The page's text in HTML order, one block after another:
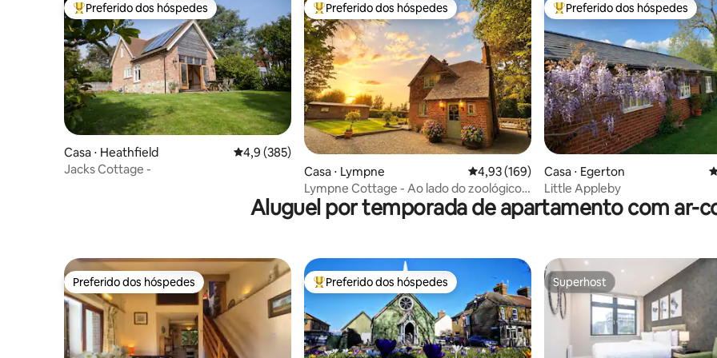
Entre os melhores preferidos dos hóspedes
Preferido dos hóspedes
Casa ⋅ Heathfield 4,9 de uma avaliação média de 5, 385 avaliações
4,9 (385)
Jacks Cottage -
Entre os melhores preferidos dos hóspedes
Preferido dos hóspedes
Casa ⋅ Lympne 4,93 de uma avaliação média de 5, 169
4,93 (169)
Lympne Cottage - Ao lado do zoológico e
castelo de Port Lympne
Entre os melhores preferidos
Preferido dos hóspedes
Casa ⋅ Egerton
Little Appleby
Aluguel por temporada de apartamento com ar-
Preferido dos hóspedes
Preferido dos hóspedes Entre os melhores preferidos dos hóspedes
Preferido dos hóspedes Superhost
Superhost